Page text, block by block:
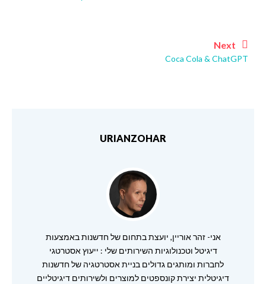
Next
Coca Cola & ChatGPT
URIANZOHAR
אני- זהר אוריין, יועצת בתחום של חדשנות באמצעות
דיגיטל וטכנולוגיות השירותים שלי : ייעוץ אסטרטגי
לחברות ומותגים גדולים בניית אסטרטגיה של חדשנות
דיגיטלית יצירת קונספטים למוצרים ולשירותים דיגיטליים